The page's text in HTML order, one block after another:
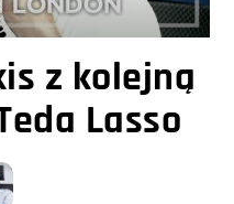
z kolejną
Lasso